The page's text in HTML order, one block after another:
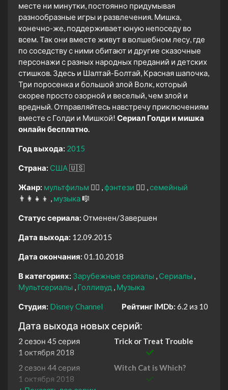
месте ни минутки, постоянно придумывая
разнообразные игры и развлечения. Мишка,
конечно-же, поддерживает юную непоседу во
всем. Так они вместе живут в волшебном лесу, где
по соседству с ними обитают и другие сказочные
персонажи с разных народных преданий и детских
стишков. Здесь и Шалтай-Болтай, Красная шапочка,
Три поросенка и большой злой Волк, который
скорее просто озорной и веселый, чем злой и
вредный. Отправляйтесь навстречу приключениям
вместе с Голди и Мишкой! Сериал Голди и мишка
онлайн бесплатно.
Год выхода: 2015
Страна: США🇺🇸
Жанр: мультфильм 🧚‍♀️ фэнтези 🧝‍♂️
семейный
👨‍👩‍👧‍👦
музыка 🎼
Статус сериала: Отменен/Завершен
Дата выхода: 12.09.2015
Дата окончания: 01.10.2018
В категориях: Зарубежные сериалы
Сериалы
Мультсериалы
Голливуд Музыка
Студия: Disney Channel Рейтинг IMDb: 6.2 из 10
Дата выхода новых серий:
2 сезон 45 серия
Trick or Treat Trouble
1 октября 2018
2 сезон 44 серия
Witch Cat is Which?
1 октября 2018